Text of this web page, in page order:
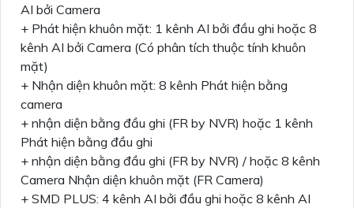
AI bởi Camera
+ Phát hiện khuôn mặt: 1 kênh AI bởi đầu ghi hoặc 8
kênh AI bởi Camera (Có phân tích thuộc tính khuôn
mặt)
+ Nhận diện khuôn mặt: 8 kênh Phát hiện bằng
camera
+ nhận diện bằng đầu ghi (FR by NVR) hoặc 1 kênh
Phát hiện bằng đầu ghi
+ nhận diện bằng đầu ghi (FR by NVR) / hoặc 8 kênh
Camera Nhận diện khuôn mặt (FR Camera)
+ SMD PLUS: 4 kênh AI bởi đầu ghi hoặc 8 kênh AI